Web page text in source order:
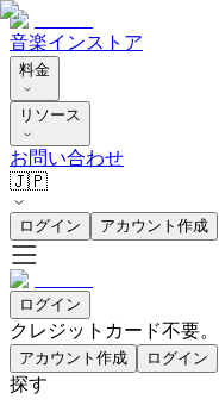
音楽インストア
料金
リソース
お問い合わせ
🇯🇵
ログイン アカウント作成
ログイン
クレジットカード不要
アカウント作成 ログイン
探す